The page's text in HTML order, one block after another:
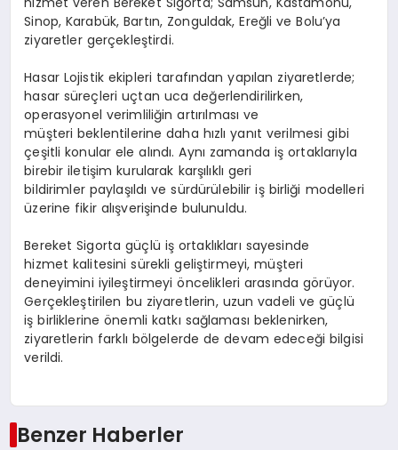
Sinop, Karabük, Bartın, Zonguldak, Ereğli ve Bolu’ya
ziyaretler gerçekleştirdi.
Hasar Lojistik ekipleri tarafından yapılan ziyaretlerde;
hasar süreçleri uçtan uca değerlendirilirken,
operasyonel verimliliğin artırılması ve
müşteri beklentilerine daha hızlı yanıt verilmesi gibi
çeşitli konular ele alındı. Aynı zamanda iş ortaklarıyla
birebir iletişim kurularak karşılıklı geri
bildirimler paylaşıldı ve sürdürülebilir iş birliği modelleri
üzerine fikir alışverişinde bulunuldu.
Bereket Sigorta güçlü iş ortaklıkları sayesinde
hizmet kalitesini sürekli geliştirmeyi, müşteri
deneyimini iyileştirmeyi öncelikleri arasında görüyor.
Gerçekleştirilen bu ziyaretlerin, uzun vadeli ve güçlü
iş birliklerine önemli katkı sağlaması beklenirken,
ziyaretlerin farklı bölgelerde de devam edeceği bilgisi
verildi.
Benzer Haberler